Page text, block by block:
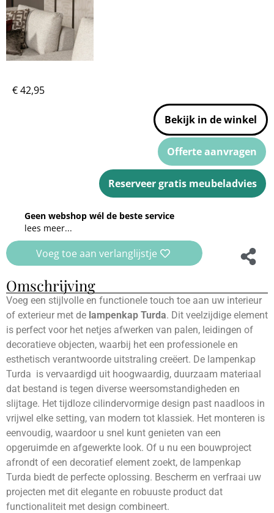
€42,95
Bekijk in de winkel
Offerte aanvragen
Reserveer gratis meubeladvies
Geen webshop wél de beste service
lees meer...
Voeg toe aan verlanglijstje
Omschrijving
Voeg een stijlvolle en functionele touch toe aan uw interieur
of exterieur met de lampenkap Turda. Dit veelzijdige element
is perfect voor het netjes afwerken van palen, leidingen of
decoratieve objecten, waarbij het een professionele en
esthetisch verantwoorde uitstraling creëert. De lampenkap
Turda is vervaardigd uit hoogwaardig, duurzaam materiaal
dat bestand is tegen diverse weersomstandigheden en
slijtage. Het tijdloze cilindervormige design past naadloos in
vrijwel elke setting, van modern tot klassiek. Het monteren is
eenvoudig, waardoor u snel kunt genieten van een
opgeruimde en afgewerkte look. Of u nu een bouwproject
afrondt of een decoratief element zoekt, de lampenkap
Turda biedt de perfecte oplossing. Bescherm en verfraai uw
projecten met dit elegante en robuuste product dat
functionaliteit met design combineert.